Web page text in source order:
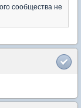
сообщества не